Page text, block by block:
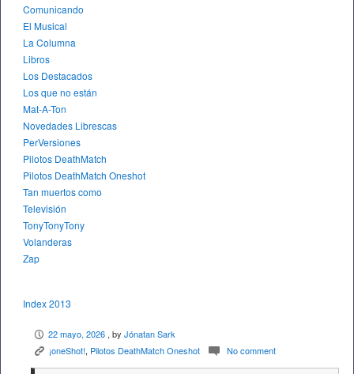
Comunicando
El Musical
La Columna
Libros
Los Destacados
Los que no están
Mat-A-Ton
Novedades Librescas
PerVersiones
Pilotos DeathMatch
Pilotos DeathMatch Oneshot
Tan muertos como
Televisión
TonyTonyTony
Volanderas
Zap
Index 2013
P 22 mayo, 2026 , by Jónatan Sark
K ¡oneShot!, Pilotos DeathMatch Oneshot c No comment